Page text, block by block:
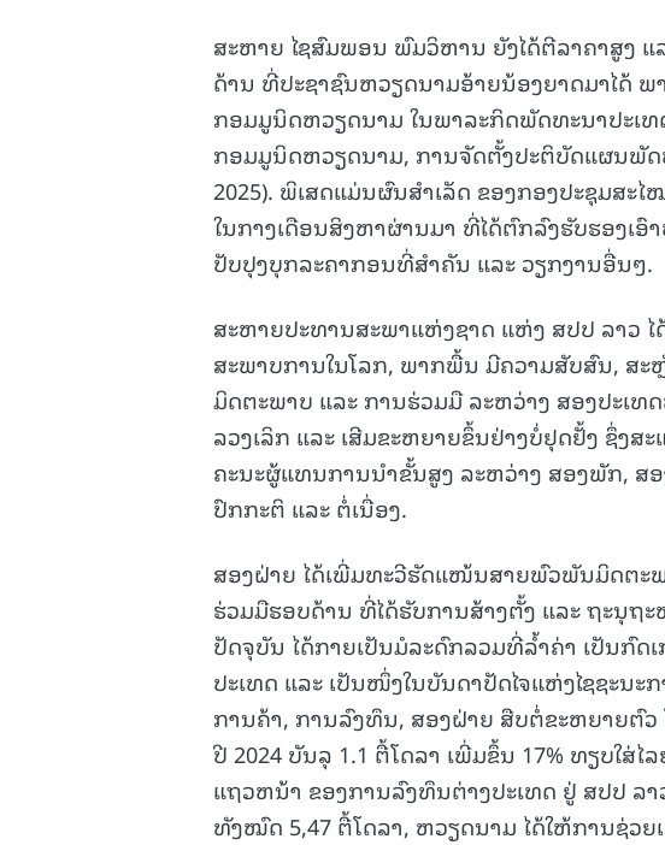
ສະຫາຍ ໄຊສົມພອນ ພົມວິຫານ ຍັງໄດ້ຕີລາຄາສູງ
ດ້ານ ທີ່ປະຊາຊົນຫວຽດນາມອ້າຍນ້ອງຍາດມາໄດ້
ກອມມູນິດຫວຽດນາມ ໃນພາລະກິດພັດທະນາປະເ
ກອມມູນິດຫວຽດນາມ, ການຈັດຕັ້ງປະຕິບັດແຜນພັດ
2025). ພິເສດແມ່ນຜົນສໍາເລັດ ຂອງກອງປະຊຸມສ
ໃນກາງເດືອນສິງຫາຜ່ານມາ ທີ່ໄດ້ຕົກລົງຮັບຮອງເ
ປັບປຸງບຸກລະຄາກອນທີ່ສໍາຄັນ ແລະ ວຽກງານອື່ນໆ.
ສະຫາຍປະທານສະພາແຫ່ງຊາດ ແຫ່ງ ສປປ ລາວ ໄ
ສະພາບການໃນໂລກ, ພາກພື້ນ ມີຄວາມສັບສົນ, ສະ
ມິດຕະພາບ ແລະ ການຮ່ວມມື ລະຫວ່າງ ສອງປະເທ
ລວງເລິກ ແລະ ເສີມຂະຫຍາຍຂຶ້ນຢ່າງບໍ່ຢຸດຢັ້ງ ຊຶ່ງ
ຄະນະຜູ້ແທນການນໍາຂັ້ນສູງ ລະຫວ່າງ ສອງພັກ, ສ
ປົກກະຕິ ແລະ ຕໍ່ເນື່ອງ.
ສອງຝ່າຍ ໄດ້ເພີ່ມທະວີຮັດແໜ້ນສາຍພົວພັນມິດຕະ
ຮ່ວມມືຮອບດ້ານ ທີ່ໄດ້ຮັບການສ້າງຕັ້ງ ແລະ ຖະນຸຖ
ປັດຈຸບັນ ໄດ້ກາຍເປັນມໍລະດົກລວມທີ່ລໍ້າຄ່າ ເປັນກົ
ປະເທດ ແລະ ເປັນໜຶ່ງໃນບັນດາປັດໄຈແຫ່ງໄຊຊະນ
ການຄ້າ, ການລົງທຶນ, ສອງຝ່າຍ ສືບຕໍ່ຂະຫຍາຍຕົວ
ປີ 2024 ບັນລຸ 1.1 ຕື້ໂດລາ ເພີ່ມຂຶ້ນ 17% ທຽບໃສ່
ແຖວຫນ້າ ຂອງການລົງທຶນຕ່າງປະເທດ ຢູ່ ສປປ ລ
ທັງໝົດ 5,47 ຕື້ໂດລາ, ຫວຽດນາມ ໄດ້ໃຫ້ການຊ່ວຍ